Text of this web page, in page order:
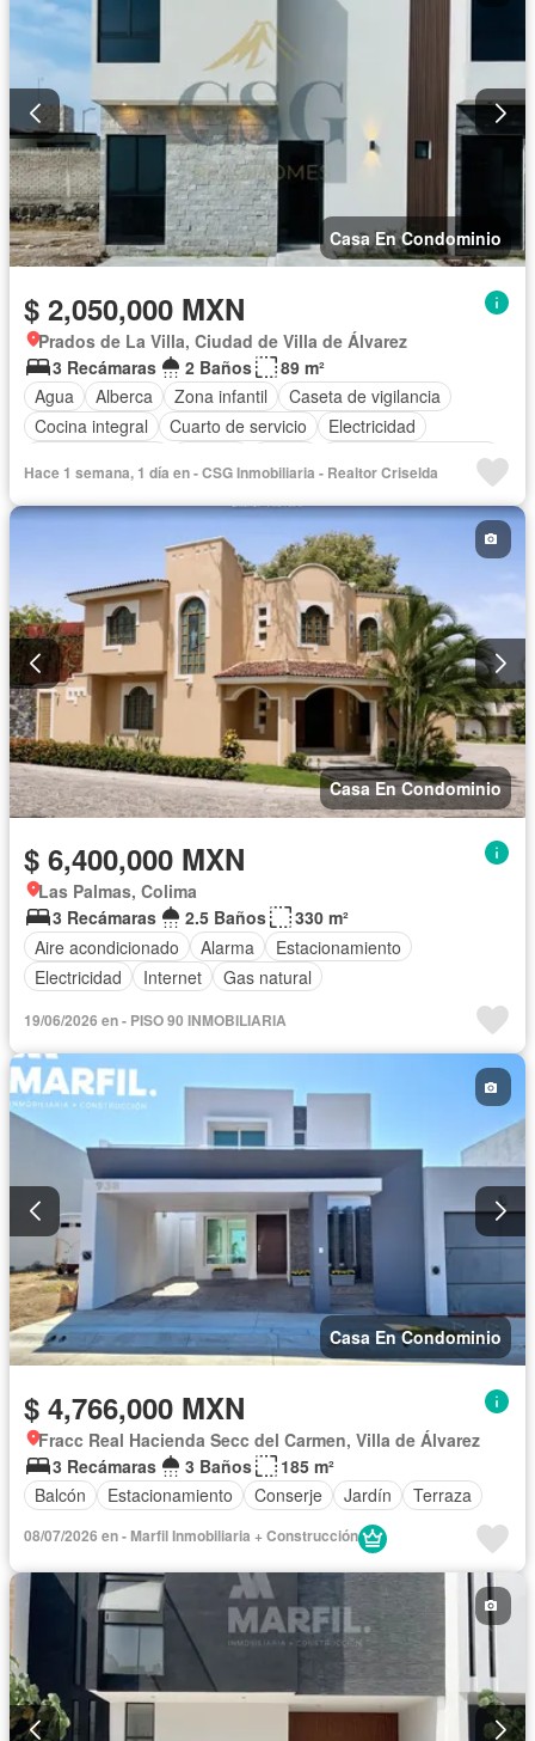
Casa En Condominio
$ 2,050,000 MXN
Prados de La Villa, Ciudad de Villa de Álvarez
3 Recámaras
2 Baños
89 m²
Agua
Alberca Zona infantil
Caseta de vigilancia
Cocina integral
Cuarto de servicio
Electricidad
Recámara con closet
Seguridad
Terraza
Hace 1 semana, 1 día en - CSG Inmobiliaria - Realtor Criselda
Casa En Condominio
$ 6,400,000 MXN
Las Palmas, Colima
3 Recámaras
2.5 Baños
330 m²
Aire acondicionado
Alarma
Estacionamiento
Electricidad
Internet Gas natural
19/06/2026 en - PISO 90 INMOBILIARIA
Casa En Condominio
$ 4,766,000 MXN
Fracc Real Hacienda Secc del Carmen, Villa de Álvarez
3 Recámaras
3 Baños
185 m²
Balcón
Estacionamiento Conserje Jardín Terraza
08/07/2026 en - Marfil Inmobiliaria + Construcción